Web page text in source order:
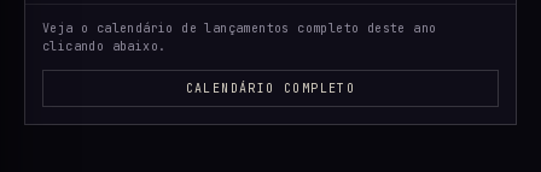
Veja o calendário de lançamentos completo deste ano
clicando abaixo.
CALENDÁRIO COMPLETO